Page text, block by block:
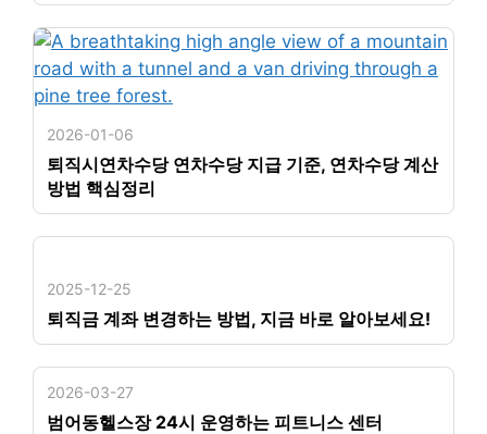
2026-01-06
퇴직시연차수당 연차수당 지급 기준, 연차수당 계산
방법 핵심정리
2025-12-25
퇴직금 계좌 변경하는 방법, 지금 바로 알아보세요!
2026-03-27
범어동헬스장 24시 운영하는 피트니스 센터